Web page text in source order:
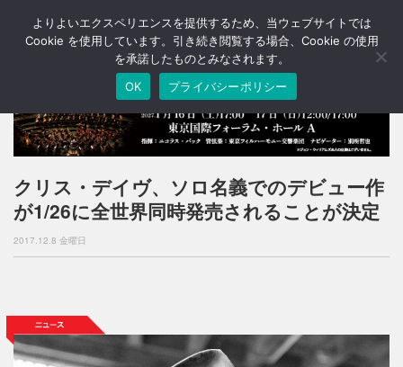
T
o
a
v
i
g
a
o
クリス・デイヴ、ソロ名義でのデビュー作
が1/26に全世界同時発売されることが決定
2017.12.8 金曜日
よりよいエクスペリエンスを提供するため、当ウェブサイトでは
Cookie を使用しています。引き続き閲覧する場合、Cookie の使用
を承諾したものとみなされます。
OK
プライバシーポリシー